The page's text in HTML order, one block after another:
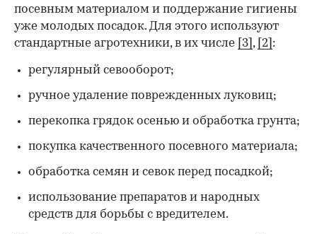
посевным материалом и поддержание гигиены
уже молодых посадок. Для этого используют
стандартные агротехники, в их числе
[3] , [2] :
регулярный севооборот;
ручное удаление поврежденных луковиц;
перекопка грядок осенью и обработка грунта;
покупка качественного посевного материала;
обработка семян и севок перед посадкой;
использование препаратов и народных
средств для борьбы с вредителем.